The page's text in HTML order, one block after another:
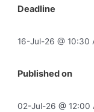
Deadline
16-Jul-26 @ 10:30
Published on
02-Jul-26 @ 12:00